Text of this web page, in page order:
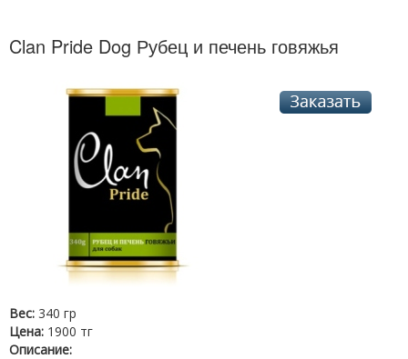
Clan Pride Dog Рубец и печень говяжья
Вес: 340 гр
Цена: 1900 тг
Описание: